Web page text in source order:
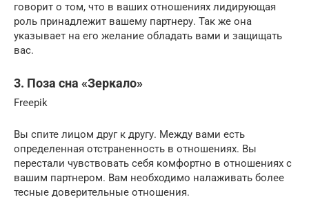
говорит о том, что в ваших отношениях лидирующая
роль принадлежит вашему партнеру. Так же она
указывает на его желание обладать вами и защищать
вас.
3. Поза сна «Зеркало»
Freepik
Вы спите лицом друг к другу. Между вами есть
определенная отстраненность в отношениях. Вы
перестали чувствовать себя комфортно в отношениях с
вашим партнером. Вам необходимо налаживать более
тесные доверительные отношения.